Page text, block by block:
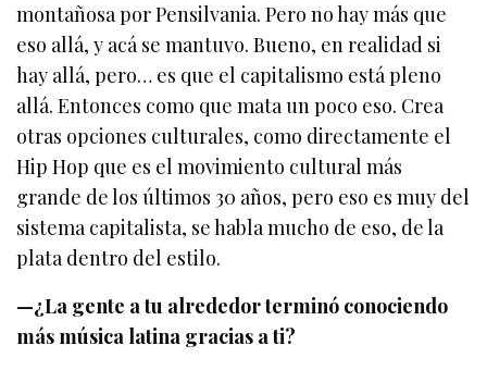
montañosa por Pensilvania. Pero no hay más que
eso allá, y acá se mantuvo. Bueno, en realidad si
hay allá, pero… es que el capitalismo está pleno
allá. Entonces como que mata un poco eso. Crea
otras opciones culturales, como directamente el
Hip Hop que es el movimiento cultural más
grande de los últimos 30 años, pero eso es muy del
sistema capitalista, se habla mucho de eso, de la
plata dentro del estilo.
—¿La gente a tu alrededor terminó conociendo
más música latina gracias a ti?